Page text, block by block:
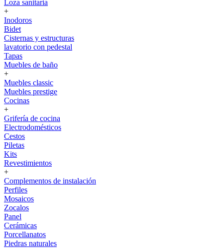
Loza sanitaria
+
Inodoros
Bidet
Cisternas y estructuras
lavatorio con pedestal
Tapas
Muebles de baño
+
Muebles classic
Muebles prestige
Cocinas
+
Grifería de cocina
Electrodomésticos
Cestos
Piletas
Kits
Revestimientos
+
Complementos de instalación
Perfiles
Mosaicos
Zocalos
Panel
Cerámicas
Porcellanatos
Piedras naturales